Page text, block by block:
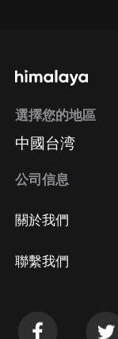
選擇您的地區
中國台湾
公司信息
關於我們
聯繫我們